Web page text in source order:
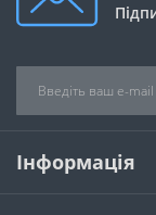
Інформація